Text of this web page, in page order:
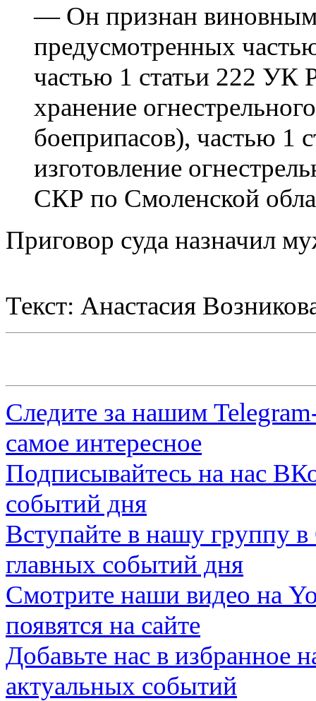
— Он признан
предусмотренных
частью 1 статьи 222
хранение
боеприпасов), частью 1
изготовление
СКР по Смоленской
Приговор суда назначил
Текст: Анастасия
Следите за нашим
самое интересное
Подписывайтесь на нас
событий дня
Вступайте в нашу группу в
главных событий дня
Смотрите наши видео на
появятся на сайте
Добавьте нас в избранное
актуальных событий